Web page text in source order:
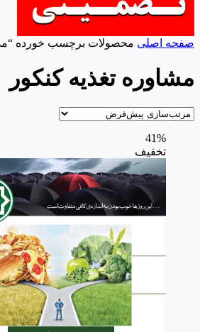
صفحه اصلی محصولات برچسب خورده
مشاوره تغذیه کنکور
41%
تخفیف